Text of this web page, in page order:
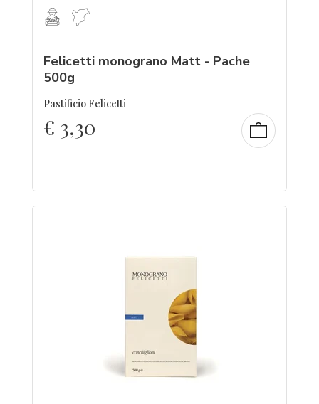
Felicetti monograno Matt - Pache
500g
Pastificio Felicetti
€ 3,30